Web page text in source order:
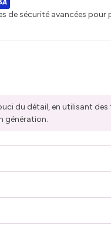
de sécurité avancées pour
du détail, en utilisant des
génération.